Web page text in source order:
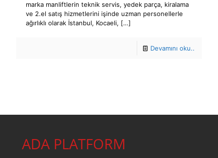
marka manliftlerin teknik servis, yedek parça, kiralama
ve 2.el satış hizmetlerini işinde uzman personellerle
ağırlıklı olarak İstanbul, Kocaeli, […]
Devamını oku..
ADA PLATFORM